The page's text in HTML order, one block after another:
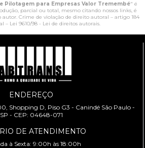
Pilotagem para Empresas Valor Tremembé" é
parcial ou total, mesmo citando nossos links, é
Crime de violação de direito autoral – artigo 184
– Lei 9610/98 - Lei de direitos autorais.
ENDEREÇO
Shopping D, Piso G3 - Canindé São Paulo -
SP - CEP: 04648-071
DE ATENDIMENTO
à Sexta: 9:00h às 18:00h